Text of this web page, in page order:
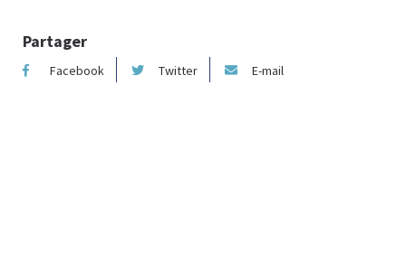
Partager
Facebook Twitter E-mail